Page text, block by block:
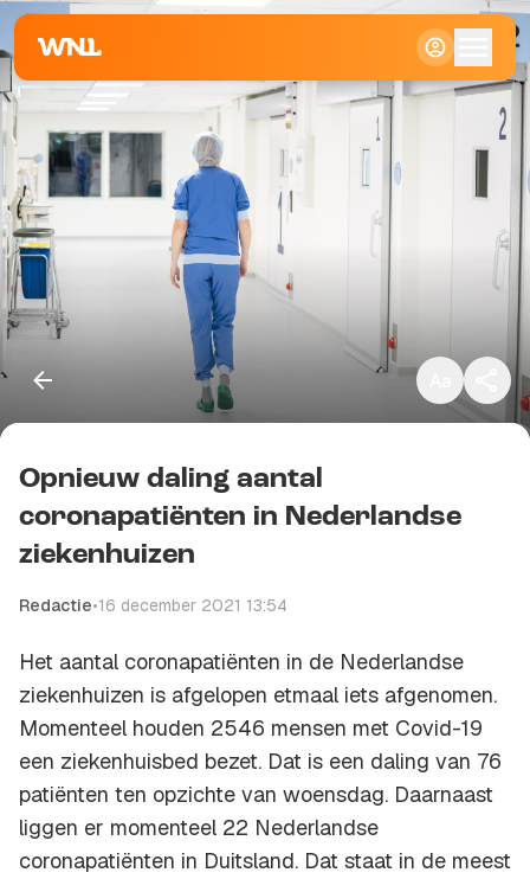
Groot
Opnieuw daling aantal
coronapatiënten in Nederlandse
ziekenhuizen
Redactie•16 december 2021 13:54
Het aantal coronapatiënten in de Nederlandse
ziekenhuizen is afgelopen etmaal iets afgenomen.
Momenteel houden 2546 mensen met Covid-19
een ziekenhuisbed bezet. Dat is een daling van 76
patiënten ten opzichte van woensdag. Daarnaast
liggen er momenteel 22 Nederlandse
coronapatiënten in Duitsland. Dat staat in de meest